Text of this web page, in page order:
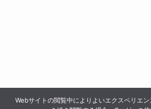
Webサイトの閲覧中によりよいエクスペリエ